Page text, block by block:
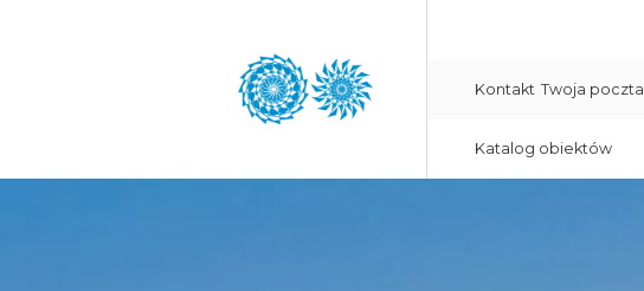
Kontakt Twoja poczta
Katalog obiektów